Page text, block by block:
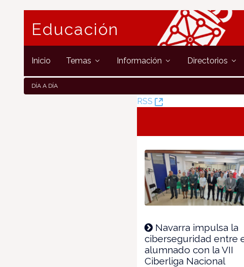
Educación
Inicio Temas Información Directorios
DÍA A DÍA
RSS
(Opens
Navarra impulsa la
ciberseguridad entre
alumnado con la VII
Ciberliga Nacional